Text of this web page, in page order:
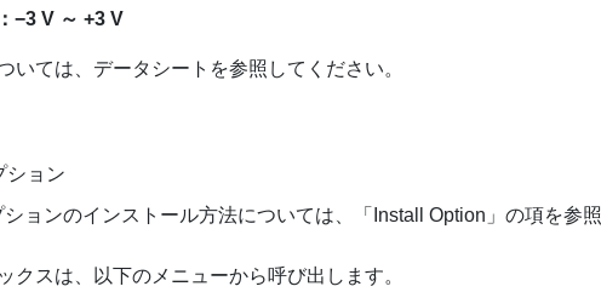
−3 V ～ +3 V
いては、データシートを参照してください。
ション
ョンのインストール方法については、「Install Option」の項を参
クスは、以下のメニューから呼び出します。